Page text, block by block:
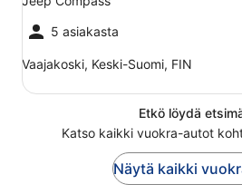
5 asiakasta
Vaajakoski, Keski-Suomi, FIN
Etkö löydä
Katso kaikki vuokra-autot
Näytä kaikki